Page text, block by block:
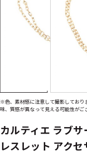
※色、素材感に注意して撮影しており
味、質感が異なって見える可能性がご
カルティエ ラブ
レスレット アク